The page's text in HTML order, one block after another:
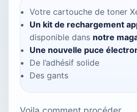
Votre cartouche de toner
Un kit de rechargement
disponible dans notre
Une nouvelle puce
De l’adhésif solide
Des gants